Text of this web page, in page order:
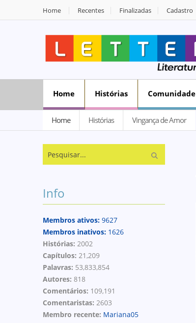
Home Recentes Finalizadas Cadastro
Home Histórias Comunidade
Home Histórias Vingança de Amor
Info
Membros ativos: 9627
Membros inativos: 1626
Histórias: 2002
Capítulos: 21,209
Palavras: 53,833,854
Autores: 818
Comentários: 109,191
Comentaristas: 2603
Membro recente: Mariana05